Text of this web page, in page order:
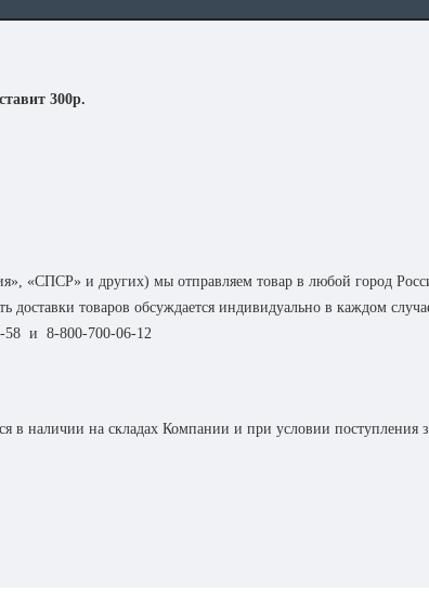
300р.
«СПСР» и других) мы отправляем товар в любой город
доставки товаров обсуждается индивидуально в каждом
58 и 8-800-700-06-12
наличии на складах Компании и при условии поступления